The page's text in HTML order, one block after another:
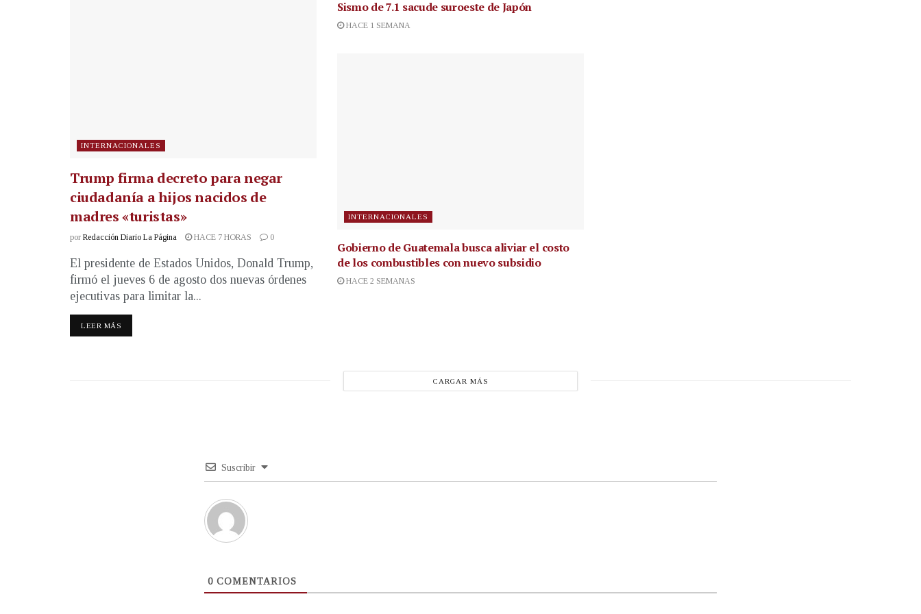
INTERNACIONALES
Trump firma decreto para negar
ciudadanía a hijos nacidos de
madres «turistas»
por Redacción Diario La Página HACE 7 HORAS 0
El presidente de Estados Unidos, Donald Trump,
firmó el jueves 6 de agosto dos nuevas órdenes
ejecutivas para limitar la...
LEER MÁS
Sismo de 7.1 sacude suroeste de Japón
HACE 1 SEMANA
INTERNACIONALES
Gobierno de Guatemala busca aliviar el costo
de los combustibles con nuevo subsidio
HACE 2 SEMANAS
CARGAR MÁS
Suscribir
0 COMENTARIOS